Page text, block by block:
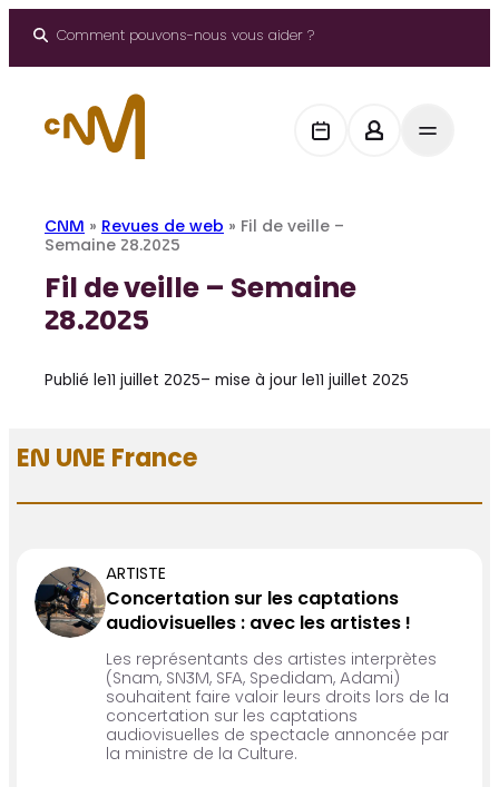
Comment pouvons-nous vous aider ?
CNM » Revues de web » Fil de veille –
Semaine 28.2025
Fil de veille – Semaine
28.2025
Publié le11 juillet 2025– mise à jour le11 juillet 2025
EN UNE France
ARTISTE
Concertation sur les captations
audiovisuelles : avec les artistes !
Les représentants des artistes interprètes
(Snam, SN3M, SFA, Spedidam, Adami)
souhaitent faire valoir leurs droits lors de la
concertation sur les captations
audiovisuelles de spectacle annoncée par
la ministre de la Culture.